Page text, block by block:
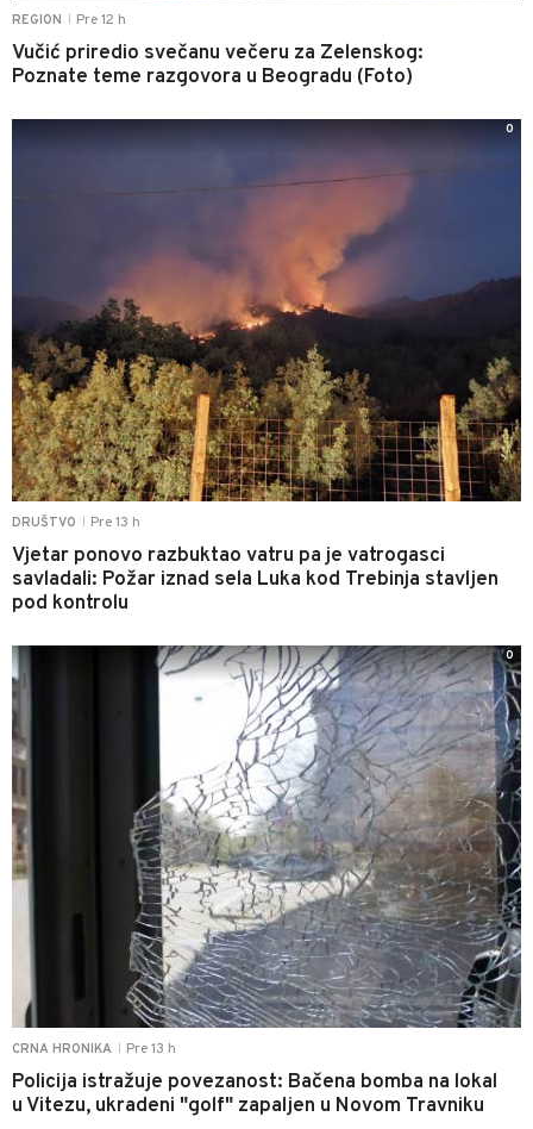
REGION Pre 12 h
Vučić priredio svečanu večeru za Zelenskog:
Poznate teme razgovora u Beogradu (Foto)
DRUŠTVO Pre 13 h
Vjetar ponovo razbuktao vatru pa je vatrogasci
savladali: Požar iznad sela Luka kod Trebinja stavljen
pod kontrolu
0
CRNA HRONIKA Pre 13 h
Policija istražuje povezanost: Bačena bomba na lokal
u Vitezu, ukradeni "golf" zapaljen u Novom Travniku
0